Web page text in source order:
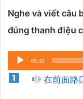
Nghe và viết câu
đúng thanh điệu
Trình
phát
00:00
在前面路